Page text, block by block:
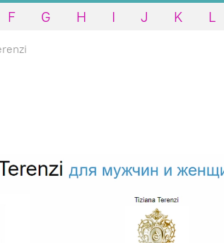
F G H I J K L